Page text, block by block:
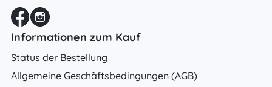
Informationen zum Kauf
Status der Bestellung
Allgemeine Geschäftsbedingungen (AGB)